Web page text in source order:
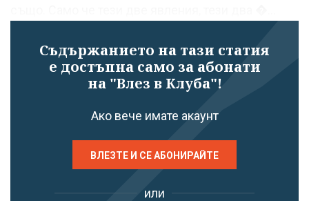
Съдържанието на тази статия
е достъпна само за абонати
на "Влез в Клуба"!
Ако вече имате акаунт
ВЛЕЗТЕ И СЕ АБОНИРАЙТЕ
или